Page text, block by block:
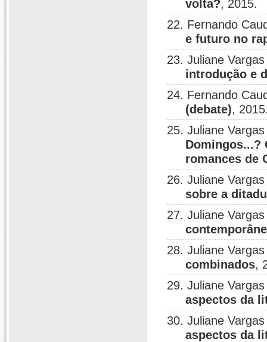
volta?, 2015.
22. Fernando
e futuro no
23. Juliane
introdução e
24. Fernando
(debate),
25. Juliane
Domingos...?
romances de
26. Juliane
sobre a
27. Juliane
28. Juliane
combinados,
29. Juliane
aspectos da
30. Juliane
aspectos da